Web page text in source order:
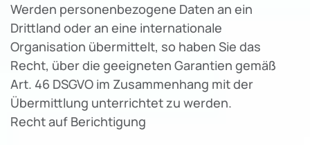
Werden personenbezogene Daten an ein
Drittland oder an eine internationale
Organisation übermittelt, so haben Sie das
Recht, über die geeigneten Garantien gemäß
Art. 46 DSGVO im Zusammenhang mit der
Übermittlung unterrichtet zu werden.
Recht auf Berichtigung